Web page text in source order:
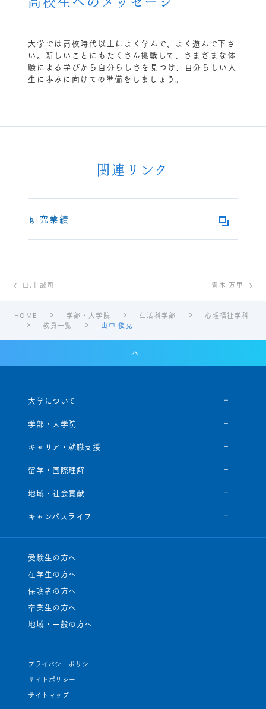
大学では高校時代以上によく学んで、よく遊んで下さ
い。新しいことにもたくさん挑戦して、さまざまな体
験による学びから自分らしさを見つけ、自分らしい人
生に歩みに向けての準備をしましょう。
関連リンク
研究業績
山川 誠司 青木 万里
HOME 学部・大学院 生活科学部
心理福祉学科
教員一覧
山中 俊克
大学について
学部・大学院
キャリア・就職支援
留学・国際理解
地域・社会貢献
キャンパスライフ
受験生の方へ
在学生の方へ
保護者の方へ
卒業生の方へ
地域・一般の方へ
プライバシーポリシー
サイトポリシー
サイトマップ